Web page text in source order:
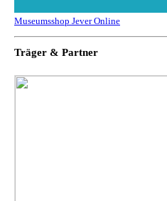
Museumsshop Jever Online
Träger & Partner